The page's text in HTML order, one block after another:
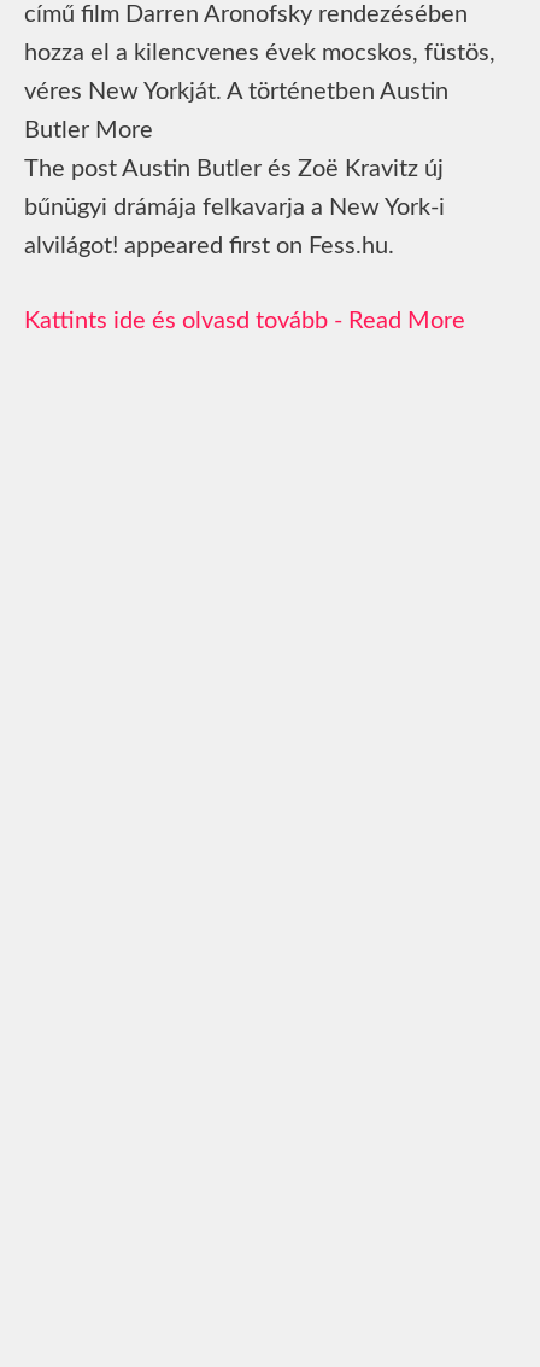
című film Darren Aronofsky rendezésében
hozza el a kilencvenes évek mocskos, füstös,
véres New Yorkját. A történetben Austin
Butler More
The post Austin Butler és Zoë Kravitz új
bűnügyi drámája felkavarja a New York-i
alvilágot! appeared first on Fess.hu.
Read More